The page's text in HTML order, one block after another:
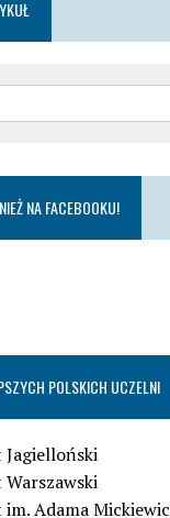
NA FACEBOOKU!
POLSKICH UCZELNI
Jagielloński
Adama